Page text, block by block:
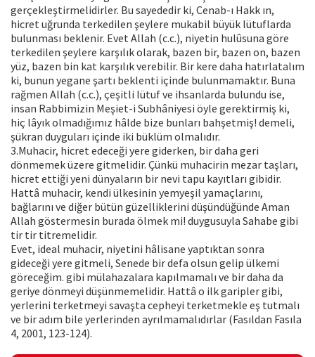
gerçekleştirmelidirler. Bu sayededir ki, Cenab-ı Hakk ın,
hicret uğrunda terkedilen şeylere mukabil büyük lütuflarda
bulunması beklenir. Evet Allah (c.c.), niyetin hulûsuna göre
terkedilen şeylere karşılık olarak, bazen bir, bazen on, bazen
yüz, bazen bin kat karşılık verebilir. Bir kere daha hatırlatalım
ki, bunun yegane şartı beklenti içinde bulunmamaktır. Buna
rağmen Allah (c.c.), çeşitli lütuf ve ihsanlarda bulundu ise,
insan Rabbimizin Meşiet-i Subhâniyesi öyle gerektirmiş ki,
hiç lâyık olmadığımız hâlde bize bunları bahşetmiş! demeli,
şükran duyguları içinde iki büklüm olmalıdır.
3.Muhacir, hicret edeceği yere giderken, bir daha geri
dönmemek üzere gitmelidir. Çünkü muhacirin mezar taşları,
hicret ettiği yeni dünyaların bir nevi tapu kayıtları gibidir.
Hattâ muhacir, kendi ülkesinin yemyeşil yamaçlarını,
bağlarını ve diğer bütün güzelliklerini düşündüğünde Aman
Allah göstermesin burada ölmek mi! duygusuyla Sahabe gibi
tir tir titremelidir.
Evet, ideal muhacir, niyetini hâlisane yaptıktan sonra
gideceği yere gitmeli, Senede bir defa olsun gelip ülkemi
göreceğim. gibi mülahazalara kapılmamalı ve bir daha da
geriye dönmeyi düşünmemelidir. Hattâ o ilk garipler gibi,
yerlerini terketmeyi savaşta cepheyi terketmekle eş tutmalı
ve bir adım bile yerlerinden ayrılmamalıdırlar (Fasıldan Fasıla
4, 2001, 123-124).